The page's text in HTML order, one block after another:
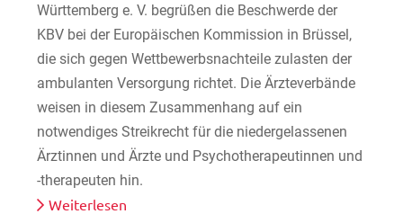
Württemberg e. V. begrüßen die Beschwerde der
KBV bei der Europäischen Kommission in Brüssel,
die sich gegen Wettbewerbsnachteile zulasten der
ambulanten Versorgung richtet. Die Ärzteverbände
weisen in diesem Zusammenhang auf ein
notwendiges Streikrecht für die niedergelassenen
Ärztinnen und Ärzte und Psychotherapeutinnen und
-therapeuten hin.
Weiterlesen